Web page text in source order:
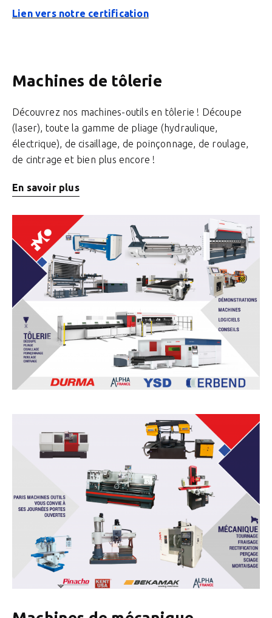
Lien vers notre certification
Machines de tôlerie
Découvrez nos machines-outils en tôlerie ! Découpe
(laser), toute la gamme de pliage (hydraulique,
électrique), de cisaillage, de poinçonnage, de roulage,
de cintrage et bien plus encore !
En savoir plus